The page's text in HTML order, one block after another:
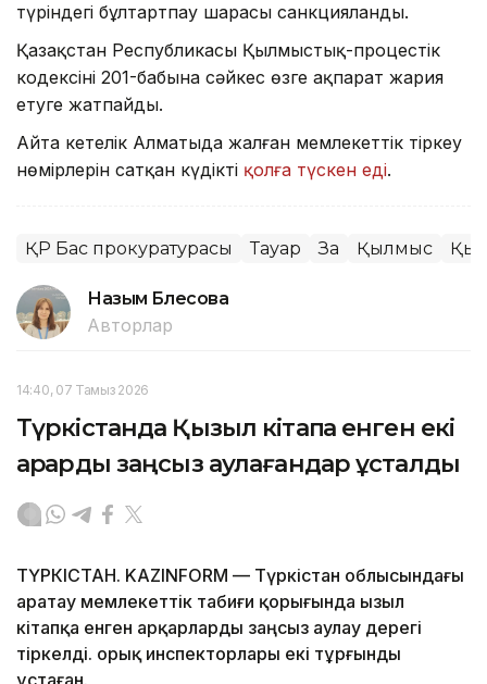
түріндегі бұлтартпау шарасы санкцияланды.
Қазақстан Республикасы Қылмыстық-процестік
кодексінің 201-бабына сәйкес өзге ақпарат жария
етуге жатпайды.
Айта кетелік Алматыда жалған мемлекеттік тіркеу
нөмірлерін сатқан күдікті қолға түскен еді.
ҚР Бас прокуратурасы Тауар Заң Қылмыс
Назым Бөлесова
Авторлар
14:40, 07 Тамыз 2026
Түркістанда Қызыл кітапқа енген екі
арқарды заңсыз аулағандар ұсталды
ТҮРКІСТАН. KAZINFORM — Түркістан облысындағы
Қаратау мемлекеттік табиғи қорығында Қызыл
кітапқа енген арқарларды заңсыз аулау дерегі
тіркелді. Қорық инспекторлары екі тұрғынды